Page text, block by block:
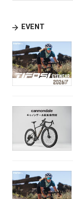
EVENT